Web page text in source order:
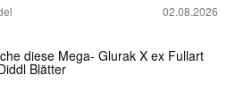
02.08.2026
diese Mega- Glurak X ex Fullart
Blätter